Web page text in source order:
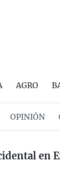
AGRO
OPINIÓN
en